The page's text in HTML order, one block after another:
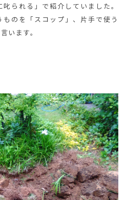
られる」で紹介していました。
のを「スコップ」、片手で使う
います。